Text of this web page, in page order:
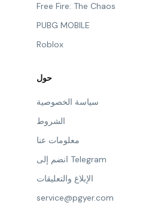
Free Fire: The Chaos
PUBG MOBILE
Roblox
حول
سياسة الخصوصية
الشروط
معلومات عنا
انضم إلى Telegram
الإبلاغ والتعليقات
service@pgyer.com